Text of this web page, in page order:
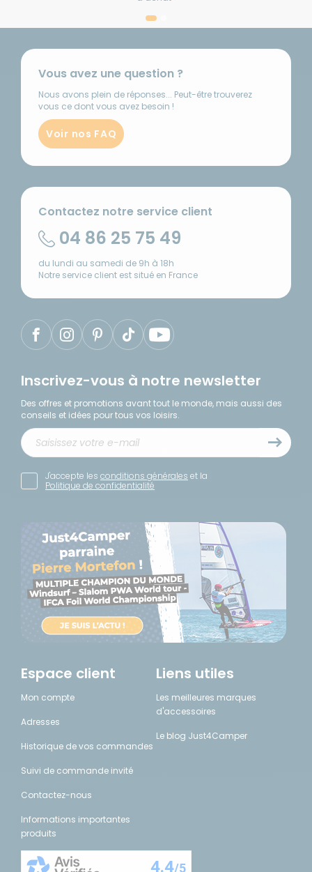
Vous avez une question ?
Nous avons plein de réponses... Peut-être trouverez
vous ce dont vous avez besoin !
Voir nos FAQ
Contactez notre service client
04 86 25 75 49
du lundi au samedi de 9h à 18h
Notre service client est situé en France
Inscrivez-vous à notre newsletter
Des offres et promotions avant tout le monde, mais aussi des
conseils et idées pour tous vos loisirs.
J'accepte les conditions générales et la
Politique de confidentialité
Espace client
Mon compte
Adresses
Historique de vos commandes
Suivi de commande invité
Contactez-nous
Informations importantes
produits
Liens utiles
Les meilleures marques
d'accessoires
Le blog Just4Camper